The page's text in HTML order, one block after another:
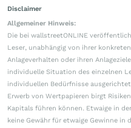
Disclaimer
Allgemeiner Hinweis:
Die bei wallstreetONLINE
Leser, unabhängig von ihrer
Anlageverhalten oder ihren
individuelle Situation des einzelnen
individuellen Bedürfnisse
Erwerb von Wertpapieren birgt
Kapitals führen können. Etwaige in
keine Gewähr für etwaige Gewinne in